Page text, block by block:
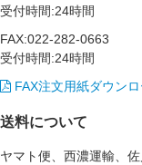
受付時間:24時間
FAX:022-282-0663
受付時間:24時間
FAX注文用紙ダウンロ
送料について
ヤマト便、西濃運輸、